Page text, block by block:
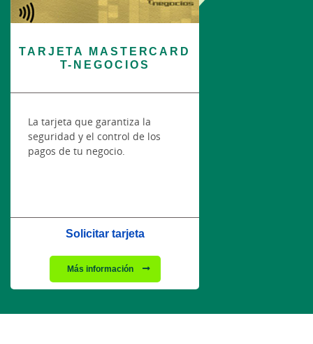
TARJETA MASTERCARD
T-NEGOCIOS
La tarjeta que garantiza la
seguridad y el control de los
pagos de tu negocio.
Solicitar tarjeta
Más información